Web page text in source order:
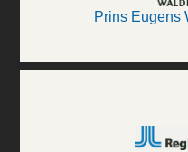
Prins Eugens